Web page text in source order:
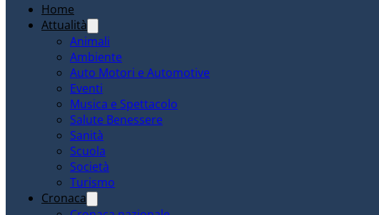
Home
Attualità
Animali
Ambiente
Auto Motori e Automotive
Eventi
Musica e Spettacolo
Salute Benessere
Sanità
Scuola
Società
Turismo
Cronaca